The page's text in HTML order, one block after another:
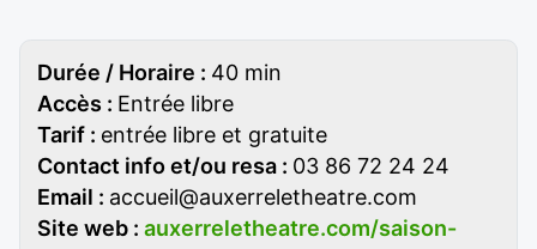
Durée / Horaire : 40 min
Accès : Entrée libre
Tarif : entrée libre et gratuite
Contact info et/ou resa : 03 86 72 24 24
Email : accueil@auxerreletheatre.com
Site web : auxerreletheatre.com/saison-